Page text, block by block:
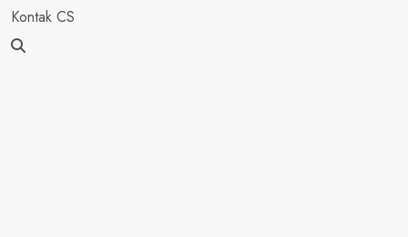
Kontak CS